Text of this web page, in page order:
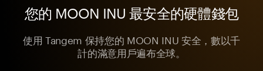
您的 MOON INU 最安全的硬體錢包
使用 Tangem 保持您的 MOON INU 安全，數以千
計的滿意用戶遍布全球。